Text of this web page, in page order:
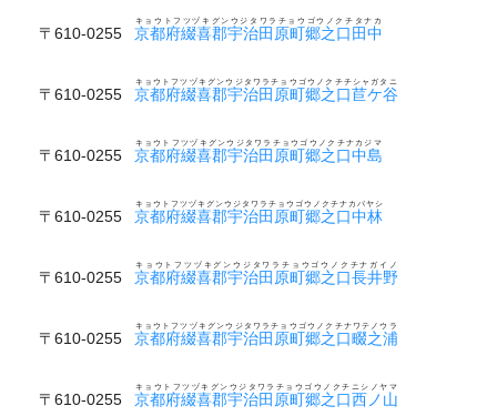
〒610-0255 京都府綴喜郡宇治田原町郷之口田中
キョウトフツヅキグンウジタワラチョウゴウノクチタナカ
〒610-0255 京都府綴喜郡宇治田原町郷之口苣ケ谷
キョウトフツヅキグンウジタワラチョウゴウノクチチシャガタニ
〒610-0255 京都府綴喜郡宇治田原町郷之口中島
キョウトフツヅキグンウジタワラチョウゴウノクチナカジマ
〒610-0255 京都府綴喜郡宇治田原町郷之口中林
キョウトフツヅキグンウジタワラチョウゴウノクチナカバヤシ
〒610-0255 京都府綴喜郡宇治田原町郷之口長井野
キョウトフツヅキグンウジタワラチョウゴウノクチナガイノ
〒610-0255 京都府綴喜郡宇治田原町郷之口畷之浦
キョウトフツヅキグンウジタワラチョウゴウノクチナワテノウラ
〒610-0255 京都府綴喜郡宇治田原町郷之口西ノ山
キョウトフツヅキグンウジタワラチョウゴウノクチニシノヤマ